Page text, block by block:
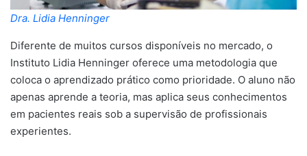
Dra. Lidia Henninger
Diferente de muitos cursos disponíveis no mercado, o
Instituto Lidia Henninger oferece uma metodologia que
coloca o aprendizado prático como prioridade. O aluno não
apenas aprende a teoria, mas aplica seus conhecimentos
em pacientes reais sob a supervisão de profissionais
experientes.